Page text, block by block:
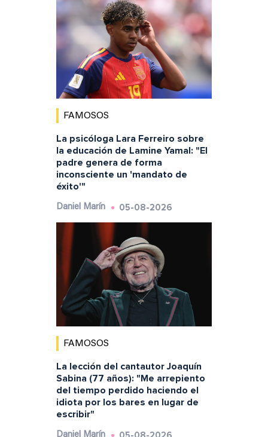
FAMOSOS
La psicóloga Lara Ferreiro sobre
la educación de Lamine Yamal: "El
padre genera de forma
inconsciente un 'mandato de
éxito'"
Daniel Marín 05-08-2026
FAMOSOS
La lección del cantautor Joaquín
Sabina (77 años): "Me arrepiento
del tiempo perdido haciendo el
idiota por los bares en lugar de
escribir"
Daniel Marín